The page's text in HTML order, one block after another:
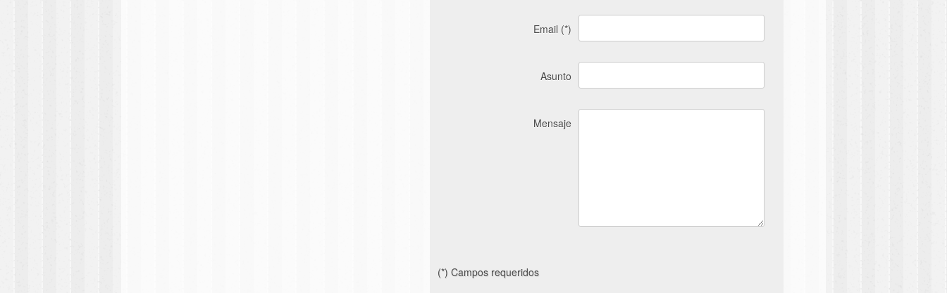
Email (*)
Asunto
Mensaje
(*) Campos requeridos